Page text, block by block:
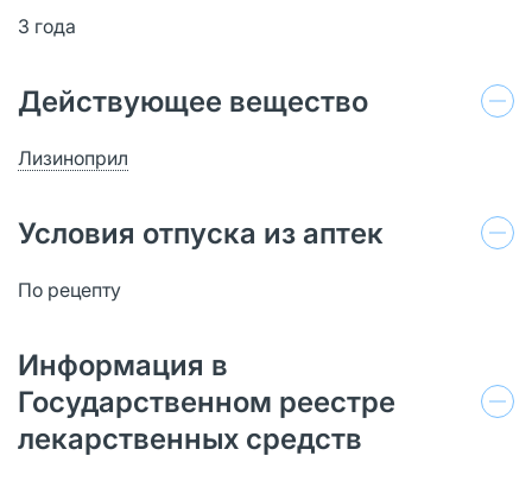
3 года
Действующее вещество
Лизиноприл
Условия отпуска из аптек
По рецепту
Информация в
Государственном реестре
лекарственных средств